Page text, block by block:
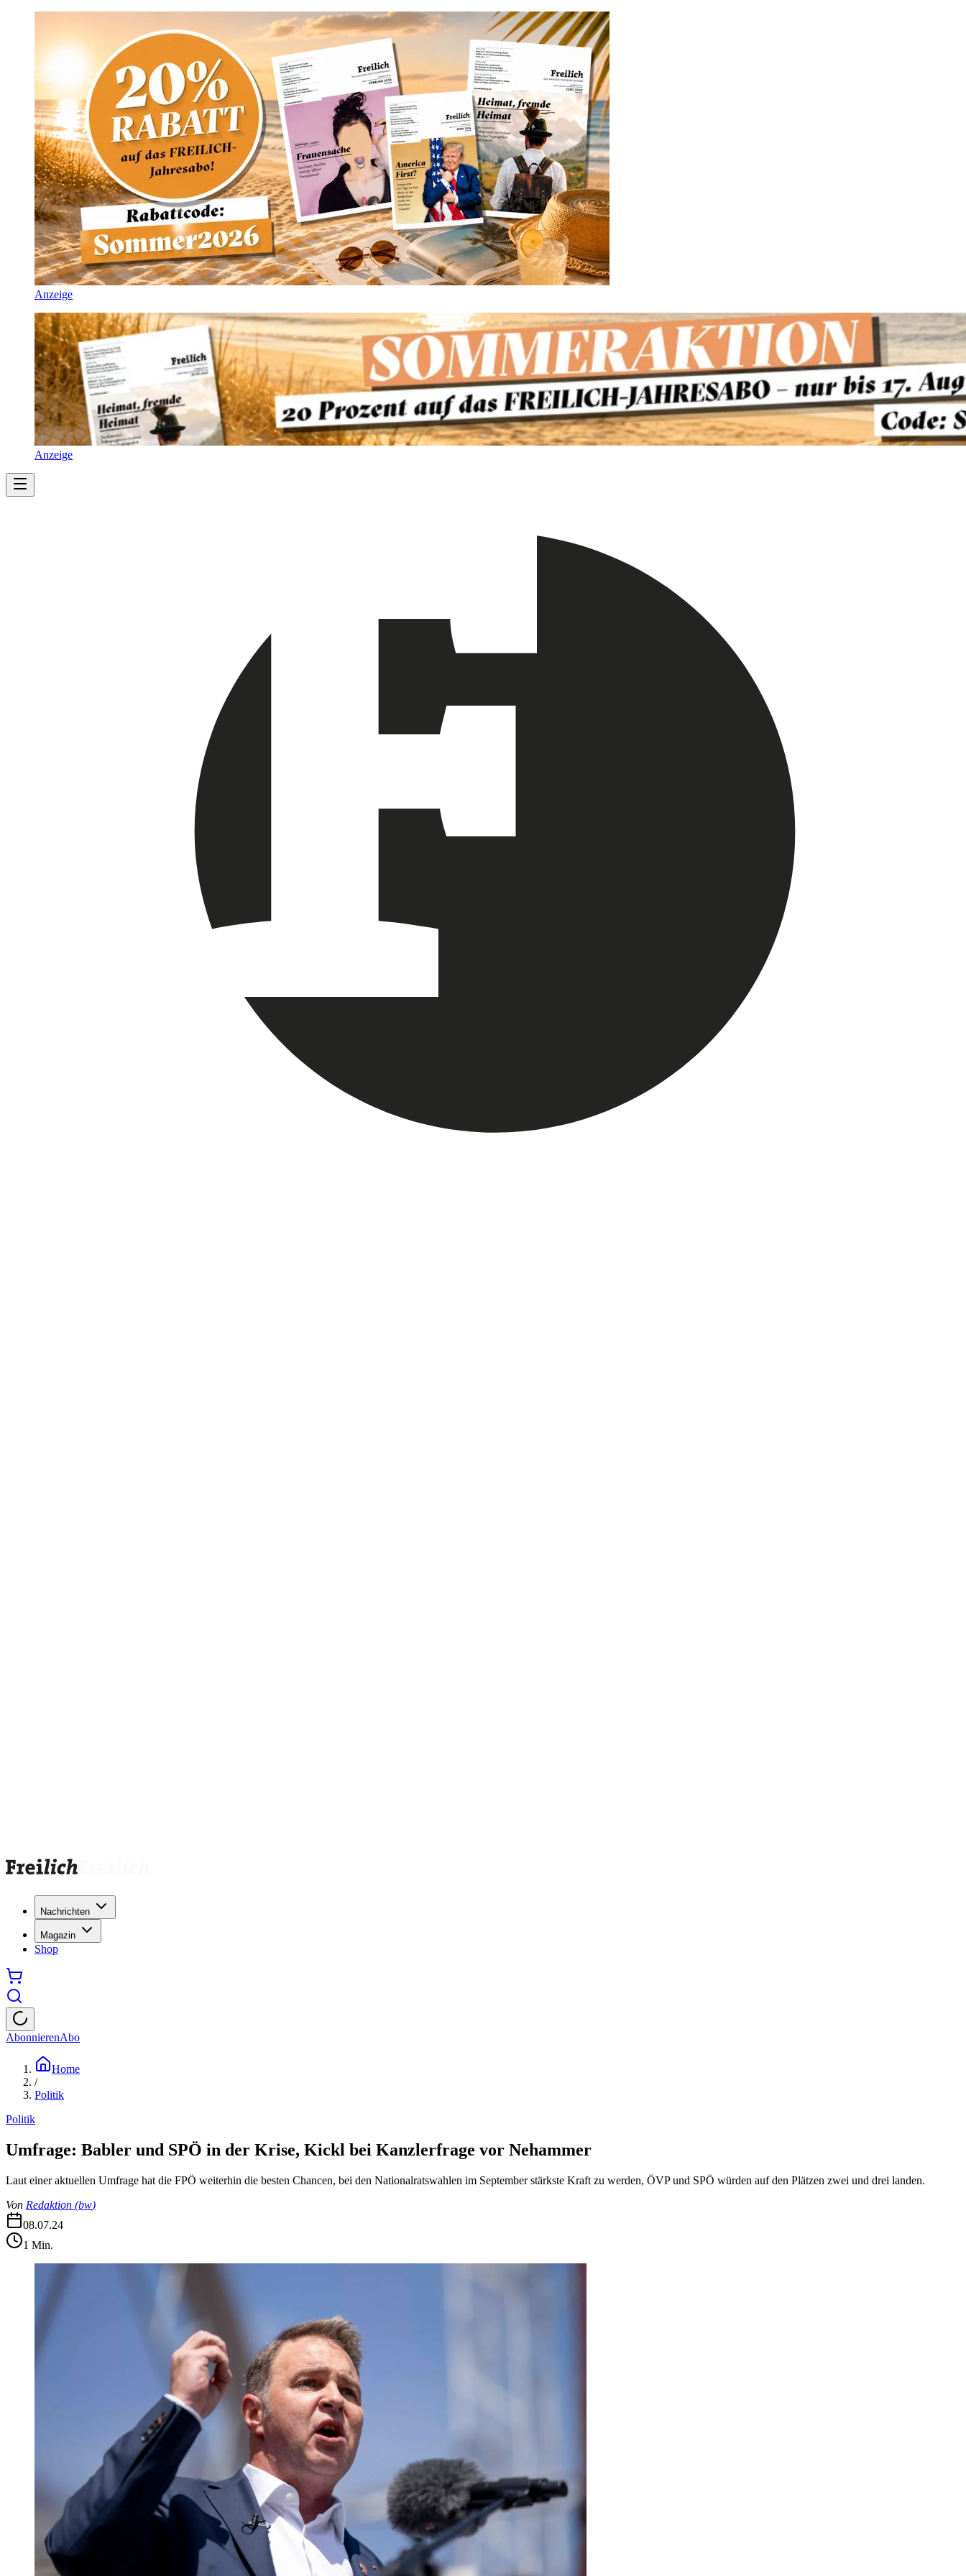
Anzeige
Anzeige
Nachrichten
Magazin
Shop
AbonnierenAbo
Home
/
Politik
Politik
Umfrage: Babler und SPÖ in der Krise, Kickl bei Kanzlerfrage vor Nehammer
Laut einer aktuellen Umfrage hat die FPÖ weiterhin die besten Chancen, bei den Nationalratswahlen im September stärkste Kraft zu werden, ÖVP und SPÖ würden auf den Plätzen zwei und drei landen.
Von Redaktion (bw)
08.07.24
1 Min.